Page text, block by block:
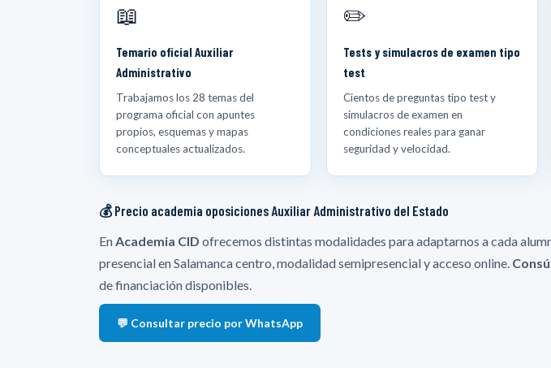
📖
Temario oficial Auxiliar
Administrativo
Trabajamos los 28 temas del
programa oficial con apuntes
propios, esquemas y mapas
conceptuales actualizados.
✏️
Tests y simulacros de examen tipo
test
Cientos de preguntas tipo test y
simulacros de examen en
condiciones reales para ganar
seguridad y velocidad.
💰 Precio academia oposiciones Auxiliar Administrativo del Estado
EnAcademia CID ofrecemos distintas modalidades para adaptarnos a cada
presencial en Salamanca centro, modalidad semipresencial y acceso online.
de financiación disponibles.
💬 Consultar precio por WhatsApp